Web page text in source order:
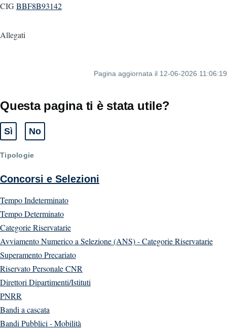
CIGBBF8B93142
Allegati
Pagina aggiornata il 12-06-2026 11:06:19
Questa pagina ti è stata utile?
Sì
Tipologie
Concorsi e Selezioni
Tempo Indeterminato
Tempo Determinato
Categorie Riservatarie
Avviamento Numerico a Selezione (ANS) - Categorie Riservatarie
Superamento Precariato
Riservato Personale CNR
Direttori Dipartimenti/Istituti
PNRR
Bandi a cascata
Bandi Pubblici - Mobilità